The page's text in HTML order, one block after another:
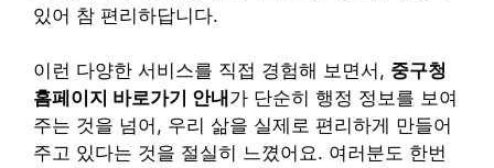
있어 참 편리하답니다.
이런 다양한 서비스를 직접 경험해 보면서, 중구청
홈페이지 바로가기 안내 가 단순히 행정 정보를 보여
주는 것을 넘어, 우리 삶을 실제로 편리하게 만들어
주고 있다는 것을 절실히 느꼈어요. 여러분도 한번